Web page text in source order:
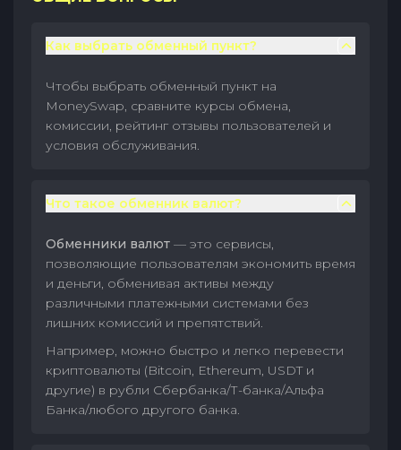
Как выбрать обменный пункт?
Чтобы выбрать обменный пункт на
MoneySwap, сравните курсы обмена,
комиссии, рейтинг отзывы пользователей и
условия обслуживания.
Что такое обменник валют?
Обменники валют — это сервисы,
позволяющие пользователям экономить время
и деньги, обменивая активы между
различными платежными системами без
лишних комиссий и препятствий.
Например, можно быстро и легко перевести
криптовалюты (Bitcoin, Ethereum, USDT и
другие) в рубли Сбербанка/Т-банка/Альфа
Банка/любого другого банка.